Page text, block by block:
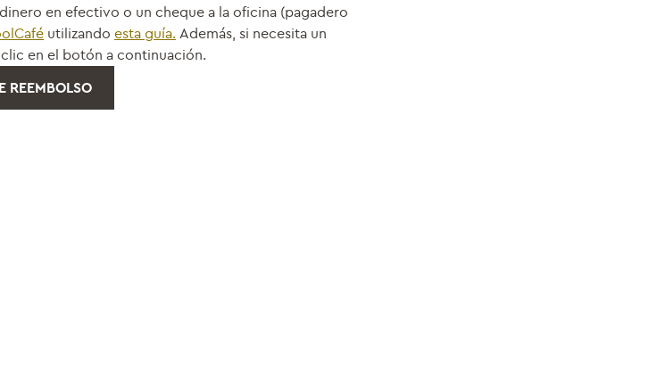
en efectivo o un cheque a la oficina (pagadero
utilizando esta guía. Además, si necesita un
en el botón a continuación.
REEMBOLSO